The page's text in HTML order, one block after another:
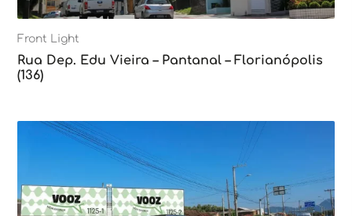
Front Light
Rua Dep. Edu Vieira – Pantanal – Florianópolis
(136)